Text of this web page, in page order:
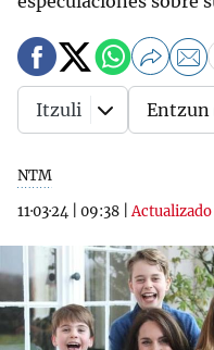
NTM
11·03·24
09:38 |Actualizado
Itzuli Entzun